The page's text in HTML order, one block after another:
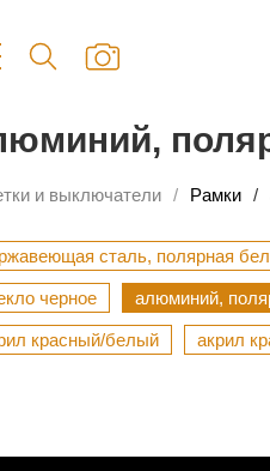
и выключатели Рамки
сталь, полярная
черное алюминий,
красный/белый акрил